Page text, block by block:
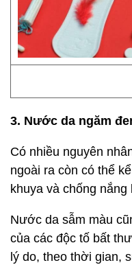
3. Nước da ngăm
Có nhiều nguyên
ngoài ra còn có thể
khuya và chống nắng
Nước da sẫm màu
của các độc tố bất
lý do, theo thời gian,